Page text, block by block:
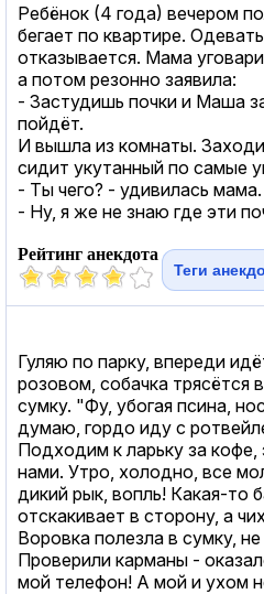
Ребёнок (4 года) вечером
бегает по квартире.
отказывается. Мама
а потом резонно заявила:
- Застудишь почки и Маша
пойдёт.
И вышла из комнаты.
сидит укутанный по самые
- Ты чего? - удивилась мама.
- Ну, я же не знаю где эти
Рейтинг анекдота
Теги
Гуляю по парку, впереди
розовом, собачка трясётся
сумку. "Фу, убогая псина,
думаю, гордо иду с
Подходим к ларьку за
нами. Утро, холодно, все
дикий рык, вопль! Какая-то
отскакивает в сторону, а
Воровка полезла в сумку,
Проверили карманы -
мой телефон! А мой и ухом